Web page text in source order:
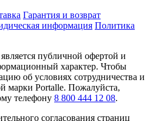
Гарантия и возврат
информация Политика
публичной офертой и
характер. Чтобы
об условиях сотрудничества и
марки Portalle. Пожалуйста,
телефону 8 800 444 12 08.
согласования страниц